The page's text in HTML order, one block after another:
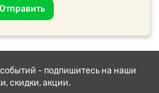
Отправить
событий - подпишитесь на наши
скидки, акции.